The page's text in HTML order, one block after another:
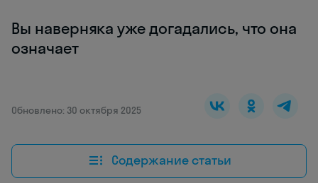
Вы наверняка уже догадались, что она
означает
Обновлено: 30 октября 2025
Содержание статьи